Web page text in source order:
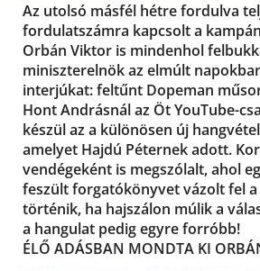
Az utolsó másfél hétre fordulva
fordulatszámra kapcsolt a
Orbán Viktor is mindenhol
miniszterelnök az elmúlt
interjúkat: feltűnt Dopeman
Hont Andrásnál az Öt YouTube-
készül az a különösen új
amelyet Hajdú Péternek adott.
vendégeként is megszólalt, ahol
feszült forgatókönyvet vázolt fel
történik, ha hajszálon múlik a
a hangulat pedig egyre forróbb!
ÉLŐ ADÁSBAN MONDTA KI